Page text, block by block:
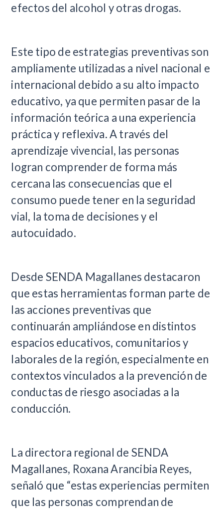
efectos del alcohol y otras drogas.
Este tipo de estrategias preventivas son
ampliamente utilizadas a nivel nacional e
internacional debido a su alto impacto
educativo, ya que permiten pasar de la
información teórica a una experiencia
práctica y reflexiva. A través del
aprendizaje vivencial, las personas
logran comprender de forma más
cercana las consecuencias que el
consumo puede tener en la seguridad
vial, la toma de decisiones y el
autocuidado.
Desde SENDA Magallanes destacaron
que estas herramientas forman parte de
las acciones preventivas que
continuarán ampliándose en distintos
espacios educativos, comunitarios y
laborales de la región, especialmente en
contextos vinculados a la prevención de
conductas de riesgo asociadas a la
conducción.
La directora regional de SENDA
Magallanes, Roxana Arancibia Reyes,
señaló que “estas experiencias permiten
que las personas comprendan de